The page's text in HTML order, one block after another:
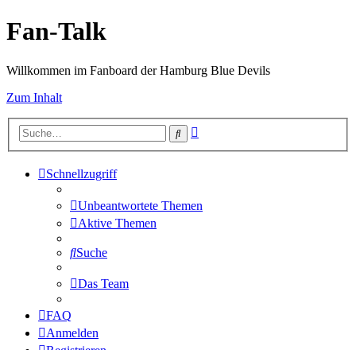
Fan-Talk
Willkommen im Fanboard der Hamburg Blue Devils
Zum Inhalt
Suche
Schnellzugriff
Unbeantwortete Themen
Aktive Themen
Suche
Das Team
FAQ
Anmelden